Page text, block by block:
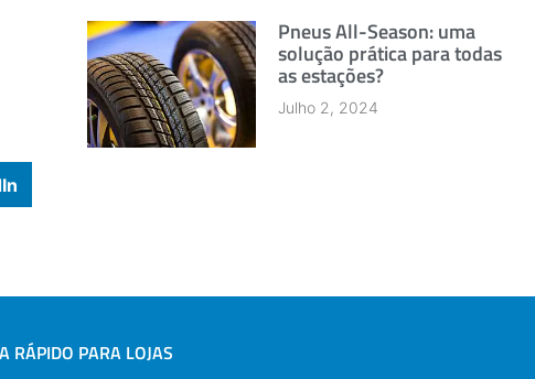
Pneus All-Season: uma
solução prática para todas
as estações?
Julho 2, 2024
RÁPIDO PARA LOJAS